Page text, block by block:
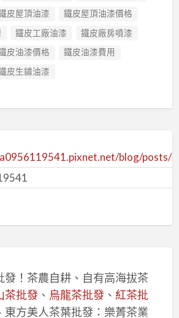
皮屋頂油漆
鐵皮屋頂油漆價格
鐵皮工廠油漆
鐵皮廠房噴漆
皮油漆價格
鐵皮油漆費用
皮生鏽油漆
blog/posts/
發！茶農自耕、自有高海拔茶
茶批發、 烏龍茶批發、 紅茶批
東方美人茶葉批發：樂菁茶業